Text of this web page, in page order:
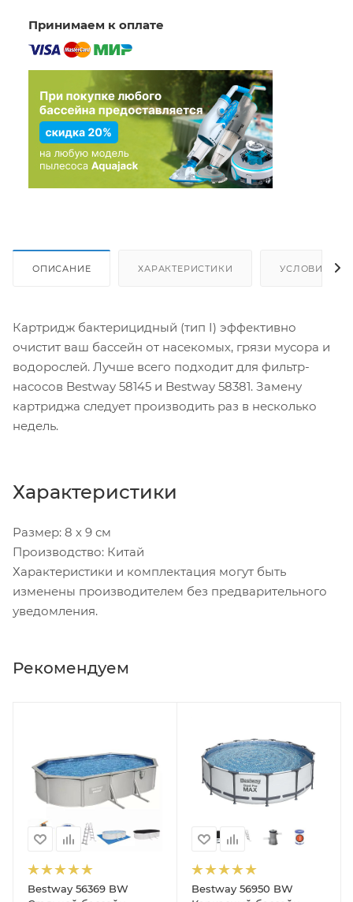
Принимаем к оплате
ОПИСАНИЕ ХАРАКТЕРИСТИКИ УСЛОВИЯ
Картридж бактерицидный (тип I) эффективно
очистит ваш бассейн от насекомых, грязи мусора и
водорослей. Лучше всего подходит для фильтр-
насосов Bestway 58145 и Bestway 58381. Замену
картриджа следует производить раз в несколько
недель.
Характеристики
Размер: 8 х 9 см
Производство: Китай
Характеристики и комплектация могут быть
изменены производителем без предварительного
уведомления.
Рекомендуем
Bestway 56369 BW
Bestway 56950 BW